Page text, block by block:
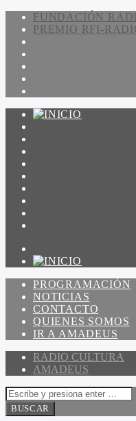
FUNDACIÓN
PREMIO RFI-
PROGRAMACIÓN
NOTICIAS
CONTACTO
QUIENES SOMOS
IR A AMADEUS
RADIO CULTURA
AMADEUS